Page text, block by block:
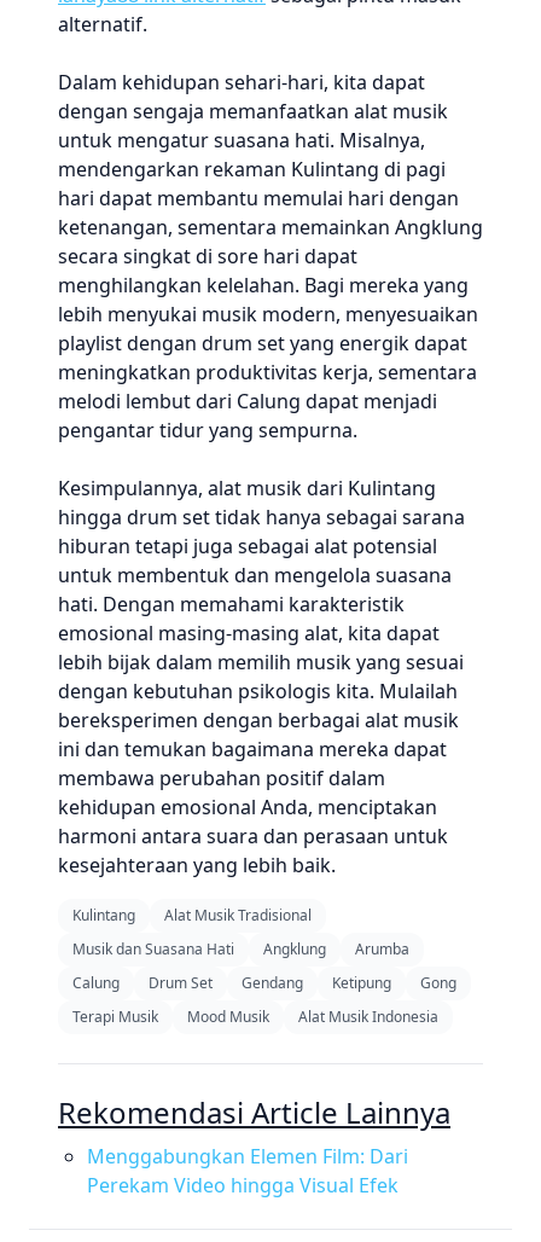
alternatif.
Dalam kehidupan sehari-hari, kita dapat
dengan sengaja memanfaatkan alat musik
untuk mengatur suasana hati. Misalnya,
mendengarkan rekaman Kulintang di pagi
hari dapat membantu memulai hari dengan
ketenangan, sementara memainkan Angklung
secara singkat di sore hari dapat
menghilangkan kelelahan. Bagi mereka yang
lebih menyukai musik modern, menyesuaikan
playlist dengan drum set yang energik dapat
meningkatkan produktivitas kerja, sementara
melodi lembut dari Calung dapat menjadi
pengantar tidur yang sempurna.
Kesimpulannya, alat musik dari Kulintang
hingga drum set tidak hanya sebagai sarana
hiburan tetapi juga sebagai alat potensial
untuk membentuk dan mengelola suasana
hati. Dengan memahami karakteristik
emosional masing-masing alat, kita dapat
lebih bijak dalam memilih musik yang sesuai
dengan kebutuhan psikologis kita. Mulailah
bereksperimen dengan berbagai alat musik
ini dan temukan bagaimana mereka dapat
membawa perubahan positif dalam
kehidupan emosional Anda, menciptakan
harmoni antara suara dan perasaan untuk
kesejahteraan yang lebih baik.
Kulintang
Alat Musik Tradisional
Musik dan Suasana Hati
Angklung
Arumba
Calung
Drum Set Gendang Ketipung
Gong
Terapi Musik
Mood Musik Alat Musik Indonesia
Rekomendasi Article Lainnya
Menggabungkan Elemen Film: Dari
Perekam Video hingga Visual Efek